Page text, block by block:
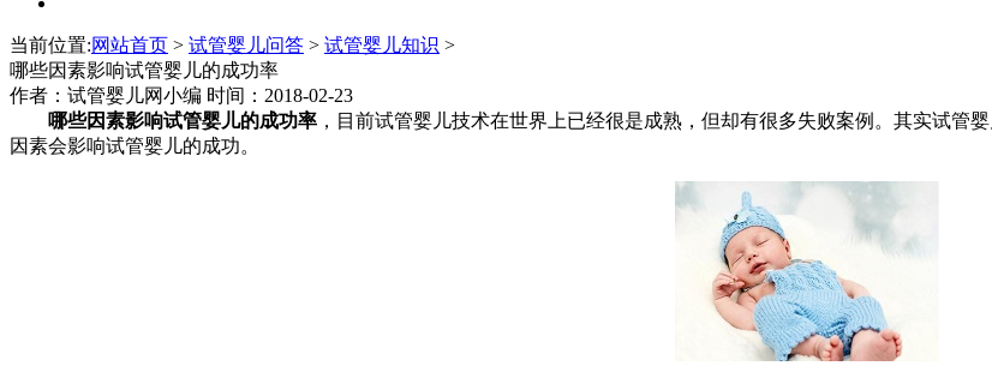
当前位置:网站首页 > 试管婴儿问答 > 试管婴儿知识 >
哪些因素影响试管婴儿的成功率
作者：试管婴儿网小编 时间：2018-02-23
哪些因素影响试管婴儿的成功率 ，目前试管婴儿技术在世界上已经很是成熟，但却有很多失败案例。其实试管
因素会影响试管婴儿的成功。